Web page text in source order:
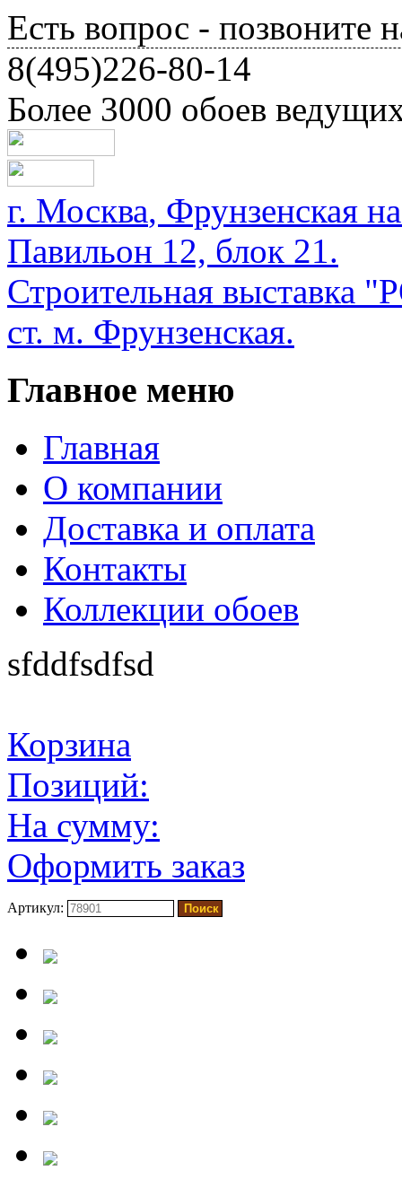
Есть вопрос - позвоните
8(495)226-80-14
Более 3000 обоев
г. Москва, Фрунзенская
Павильон 12, блок 21.
Строительная
ст. м. Фрунзенская.
Главное меню
Главная
О компании
Доставка и оплата
Контакты
Коллекции обоев
sfddfsdfsd
Корзина
Позиций:
На сумму:
Оформить заказ
Артикул: